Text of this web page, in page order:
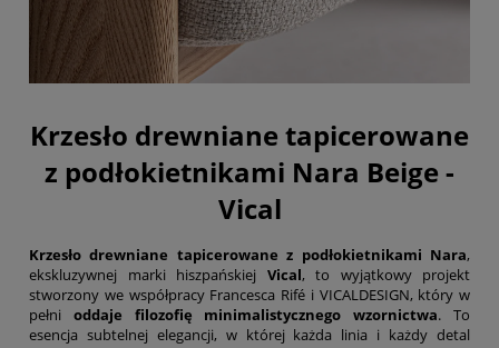
Krzesło drewniane tapicerowane
z podłokietnikami Nara Beige -
Vical
Krzesło drewniane tapicerowane z podłokietnikami Nara,
ekskluzywnej marki hiszpańskiej Vical, to wyjątkowy projekt
stworzony we współpracy Francesca Rifé i VICALDESIGN, który w
pełni oddaje filozofię minimalistycznego wzornictwa. To
esencja subtelnej elegancji, w której każda linia i każdy detal